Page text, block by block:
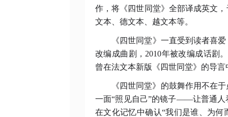
作，将《四世同堂》全部译成英文
文本、德文本、越文本等。
《四世同堂》一直受到读者喜
改编成曲剧，2010年被改编成话剧
曾在法文本新版《四世同堂》的导
《四世同堂》的鼓舞作用不在
一面“照见自己”的镜子——让普通人
在文化记忆中确认“我们是谁、为